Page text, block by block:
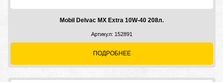
Mobil Delvac MX Extra 10W-40 208л.
Артикул: 152891
ПОДРОБНЕЕ